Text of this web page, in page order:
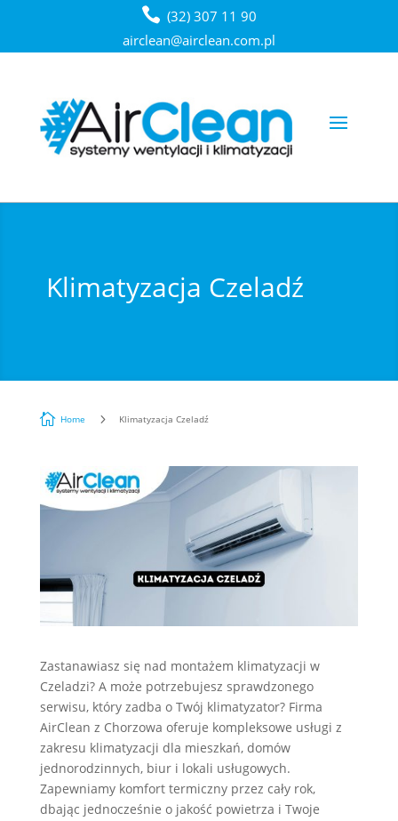
(32) 307 11 90
airclean@airclean.com.pl
Klimatyzacja Czeladź
 Home 5 Klimatyzacja Czeladź
Zastanawiasz się nad montażem klimatyzacji w
Czeladzi? A może potrzebujesz sprawdzonego
serwisu, który zadba o Twój klimatyzator? Firma
AirClean z Chorzowa oferuje kompleksowe usługi z
zakresu klimatyzacji dla mieszkań, domów
jednorodzinnych, biur i lokali usługowych.
Zapewniamy komfort termiczny przez cały rok,
dbając jednocześnie o jakość powietrza i Twoje